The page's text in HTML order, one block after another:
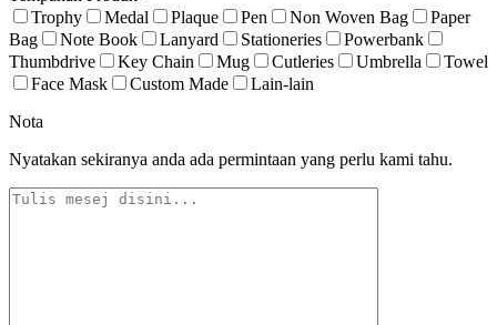
Trophy
Medal Plaque Pen Non Woven Bag
Paper
Bag
Note Book Lanyard Stationeries
Powerbank
Thumbdrive
Key Chain Mug Cutleries Umbrella
Towel
Face Mask
Custom Made
Lain-lain
Nota
Nyatakan sekiranya anda ada permintaan yang perlu kami tahu.